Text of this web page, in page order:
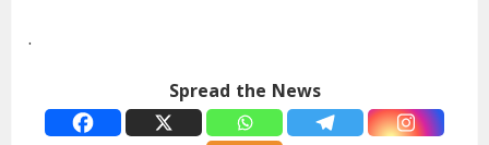
.
Spread the News